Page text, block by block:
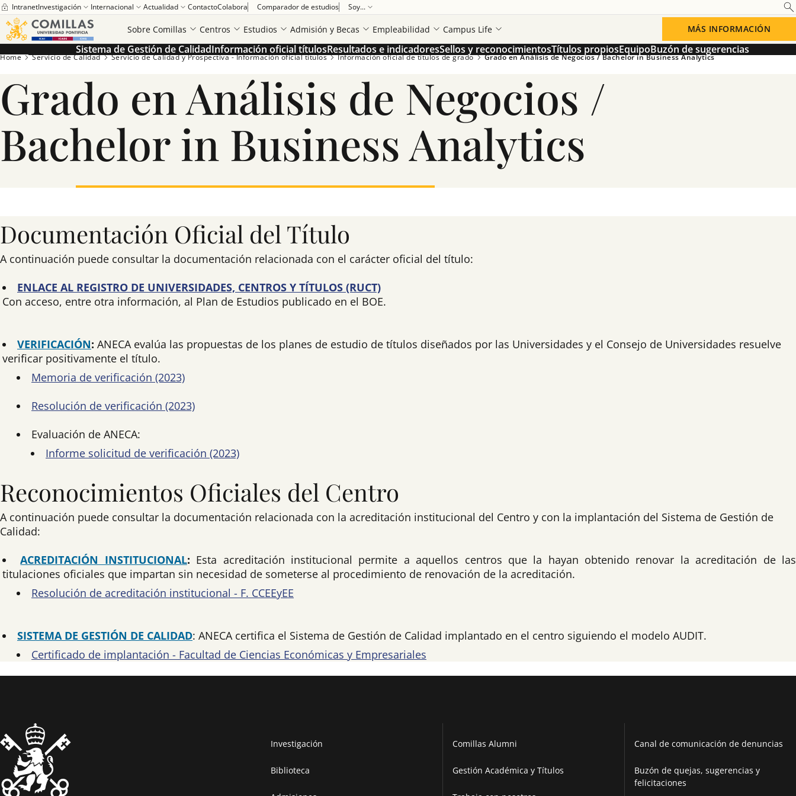
IntranetInvestigación Internacional Actualidad ContactoColabora Comparador de estudios Soy...
Sobre Comillas Centros Estudios Admisión y Becas Empleabilidad Campus Life MÁS INFORMACIÓN
Sistema de Gestión de CalidadInformación oficial títulosResultados e indicadoresSellos y reconocimientosTítulos propiosEquipoBuzón de sugerencias
Home Servicio de Calidad Servicio de Calidad y Prospectiva - Información oficial títulos Información oficial de títulos de grado Grado en Análisis de Negocios / Bachelor in Business Analytics
Grado en Análisis de Negocios /
Bachelor in Business Analytics
Documentación Oficial del Título
A continuación puede consultar la documentación relacionada con el carácter oficial del título:
ENLACE AL REGISTRO DE UNIVERSIDADES, CENTROS Y TÍTULOS (RUCT)
Con acceso, entre otra información, al Plan de Estudios publicado en el BOE.
VERIFICACIÓN: ANECA evalúa las propuestas de los planes de estudio de títulos diseñados por las Universidades y el Consejo de Universidades resuelve
verificar positivamente el título.
Memoria de verificación (2023)
Resolución de verificación (2023)
Evaluación de ANECA:
Informe solicitud de verificación (2023)
Reconocimientos Oficiales del Centro
A continuación puede consultar la documentación relacionada con la acreditación institucional del Centro y con la implantación del Sistema de Gestión de
Calidad:
ACREDITACIÓN INSTITUCIONAL: Esta acreditación institucional permite a aquellos centros que la hayan obtenido renovar la acreditación de las
titulaciones oficiales que impartan sin necesidad de someterse al procedimiento de renovación de la acreditación.
Resolución de acreditación institucional - F. CCEEyEE
SISTEMA DE GESTIÓN DE CALIDAD: ANECA certifica el Sistema de Gestión de Calidad implantado en el centro siguiendo el modelo AUDIT.
Certificado de implantación - Facultad de Ciencias Económicas y Empresariales
Investigación
Biblioteca
Comillas Alumni
Gestión Académica y Títulos
Canal de comunicación de denuncias
Buzón de quejas, sugerencias y
felicitaciones